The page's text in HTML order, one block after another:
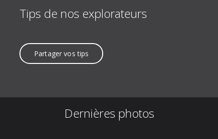
Tips de nos explorateurs
Partager vos tips
Dernières photos